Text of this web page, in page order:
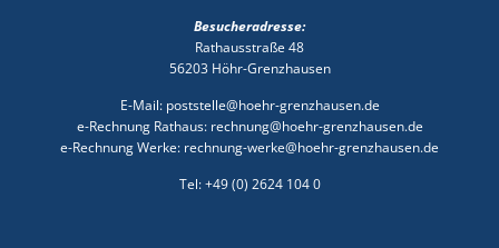
Besucheradresse:
Rathausstraße 48
56203 Höhr-Grenzhausen
E-Mail: poststelle@hoehr-grenzhausen.de
e-Rechnung Rathaus: rechnung@hoehr-grenzhausen.de
e-Rechnung Werke: rechnung-werke@hoehr-grenzhausen.de
Tel: +49 (0) 2624 104 0